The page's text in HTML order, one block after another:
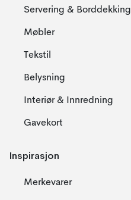
Servering & Borddekking
Møbler
Tekstil
Belysning
Interiør & Innredning
Gavekort
Inspirasjon
Merkevarer